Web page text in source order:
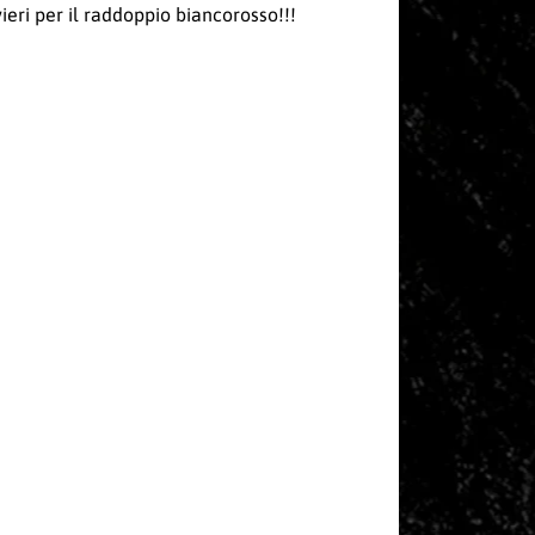
per il raddoppio biancorosso!!!